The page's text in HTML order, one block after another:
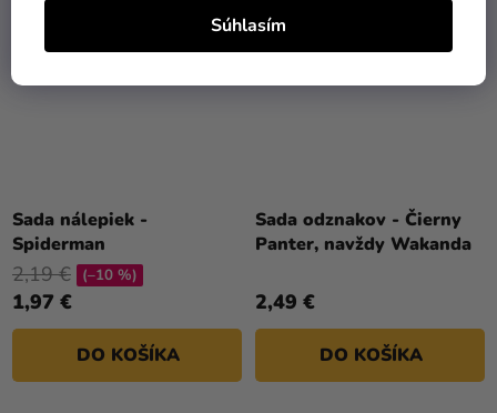
Súhlasím
Sada nálepiek -
Spiderman
1,97 €
2,19 € (–10 %)
DO KOŠÍKA
Sada odznakov - Čierny
Panter, navždy Wakanda
2,49 €
DO KOŠÍKA